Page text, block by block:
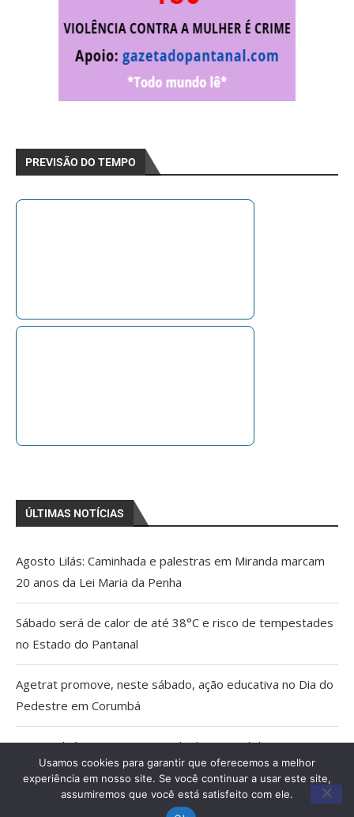
PREVISÃO DO TEMPO
ÚLTIMAS NOTÍCIAS
Agosto Lilás: Caminhada e palestras em Miranda marcam
20 anos da Lei Maria da Penha
Sábado será de calor de até 38°C e risco de tempestades
no Estado do Pantanal
Agetrat promove, neste sábado, ação educativa no Dia do
Pedestre em Corumbá
AGU pedirá na Justiça a retirada do Discord do ar
Pais estão menos presentes na criação de filhos, aponta
Usamos cookies para garantir que oferecemos a melhor
experiência em nosso site. Se você continuar a usar este site,
assumiremos que você está satisfeito com ele.